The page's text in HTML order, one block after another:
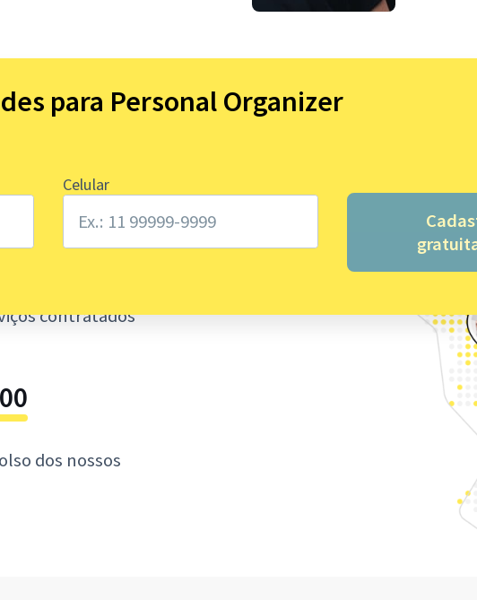
para Personal Organizer
Celular
contratados
dos nossos